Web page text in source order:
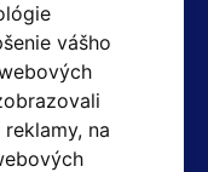
vášho
na
204